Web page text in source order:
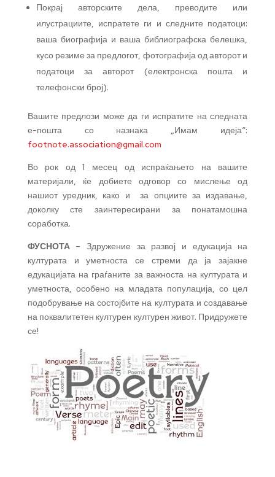
Покрај авторските дела, преводите или
илустрациите, испратете ги и следните податоци:
ваша биографија и ваша библиографска белешка,
кусо резиме за предлогот, фотографија од авторот и
податоци за авторот (електронска пошта и
телефонски број).
Вашите предлози може да ги испратите на следната
е-пошта со назнака „Имам идеја“:
footnote.association@gmail.com
Во рок од 1 месец од испраќањето на вашите
материјали, ќе добиете одговор со мислење од
нашиот уредник, како и за опциите за издавање,
доколку сте заинтересирани за понатамошна
соработка.
ФУСНОТА– Здружение за развој и едукација на
културата и уметноста се стреми да ја зајакне
едукацијата на граѓаните за важноста на културата и
уметноста, особено на младата популација, со цел
подобрување на состојбите на културата и создавање
на поквалитетен културен културен живот. Придружете
се!